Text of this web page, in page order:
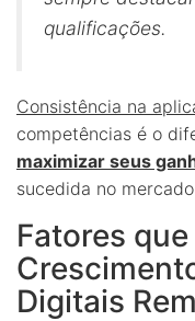
qualificações.
Consistência na
competências é o
maximizar seus
sucedida no
Fatores
Digitais